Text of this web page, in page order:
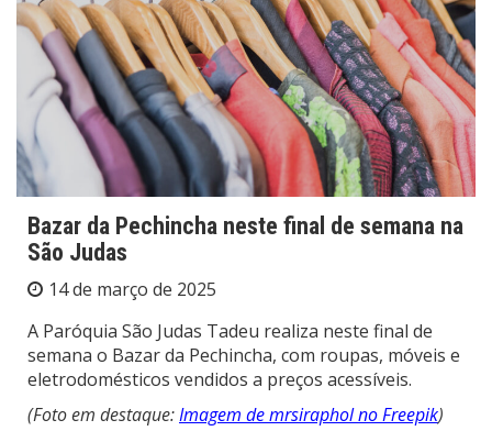
Bazar da Pechincha neste final de semana na
São Judas
14 de março de 2025
A Paróquia São Judas Tadeu realiza neste final de
semana o Bazar da Pechincha, com roupas, móveis e
eletrodomésticos vendidos a preços acessíveis.
(Foto em destaque:Imagem de mrsiraphol no Freepik)